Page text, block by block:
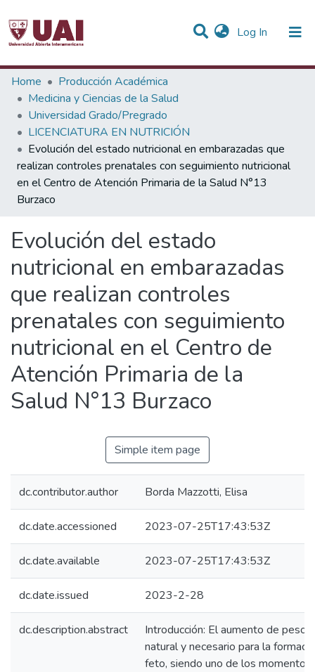
Log In (current)
Statistics
Communities & Collections
All of DSpace
Home
Producción Académica
Medicina y Ciencias de la Salud
Universidad Grado/Pregrado
LICENCIATURA EN NUTRICIÓN
Evolución del estado nutricional en embarazadas que
realizan controles prenatales con seguimiento nutricional
en el Centro de Atención Primaria de la Salud N°13
Burzaco
Evolución del estado
nutricional en embarazadas
que realizan controles
prenatales con seguimiento
nutricional en el Centro de
Atención Primaria de la
Salud N°13 Burzaco
Simple item page
dc.contributor.author Borda Mazzotti, Elisa
dc.date.accessioned 2023-07-25T17:43:53Z
dc.date.available 2023-07-25T17:43:53Z
dc.date.issued 2023-2-28
dc.description.abstract
Introducción: El aumento de peso
natural y necesario para la
feto, siendo uno de los momentos